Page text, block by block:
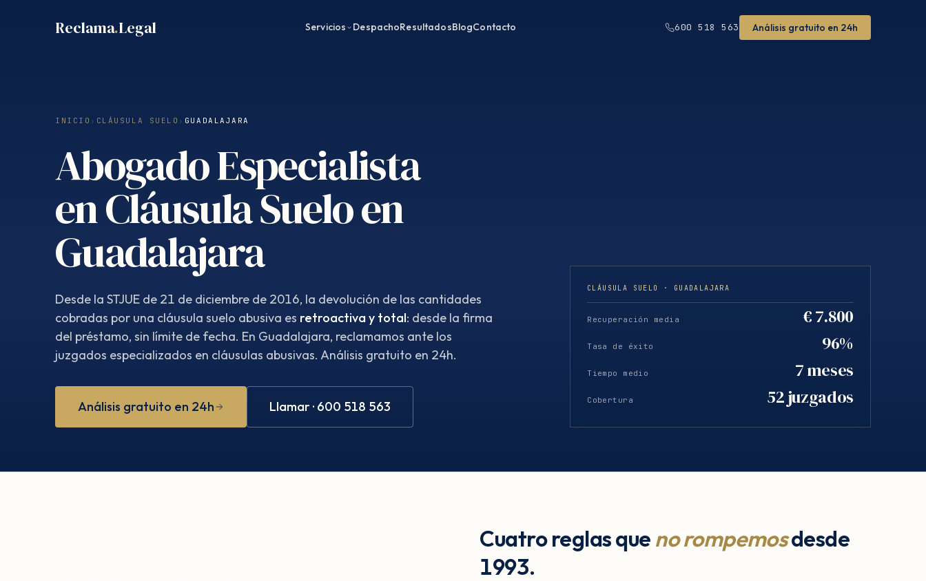
Reclama.Legal Servicios DespachoResultadosBlogContacto 600 518 563 Análisis gratuito en 24h
INICIO › CLÁUSULA SUELO › GUADALAJARA
Abogado Especialista
en Cláusula Suelo en
Guadalajara
Desde la STJUE de 21 de diciembre de 2016, la devolución de las cantidades
cobradas por una cláusula suelo abusiva es retroactiva y total: desde la firma
del préstamo, sin límite de fecha. En Guadalajara, reclamamos ante los
juzgados especializados en cláusulas abusivas. Análisis gratuito en 24h.
Análisis gratuito en 24h Llamar · 600 518 563
CLÁUSULA SUELO · GUADALAJARA
Recuperación media € 7.800
Tasa de éxito 96%
Tiempo medio 7 meses
Cobertura 52 juzgados
Cuatro reglas que no rompemosdesde
1993.